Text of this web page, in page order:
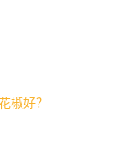
椒好？